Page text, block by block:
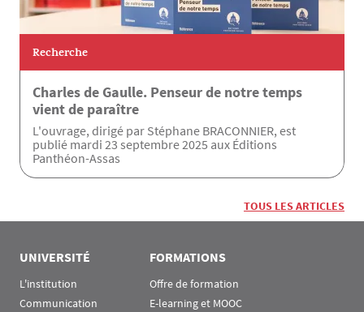
Recherche
Charles de Gaulle. Penseur de notre temps
vient de paraître
L'ouvrage, dirigé par Stéphane BRACONNIER, est
publié mardi 23 septembre 2025 aux Éditions
Panthéon-Assas
TOUS LES ARTICLES
UNIVERSITÉ
L'institution
Communication
FORMATIONS
Offre de formation
E-learning et MOOC